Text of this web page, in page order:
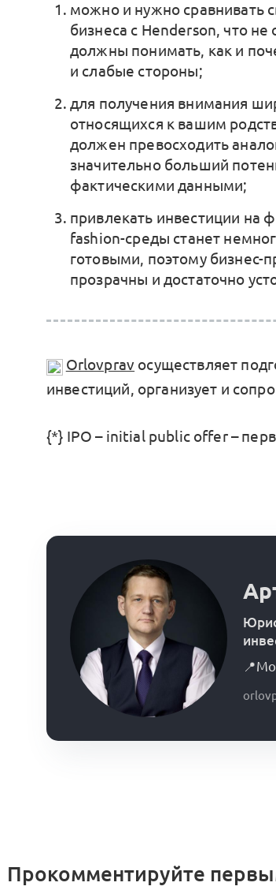
можно и нужно сравнивать
бизнеса с Henderson, что
должны понимать, как и
и слабые стороны;
для получения внимания
относящихся к вашим
должен превосходить
значительно больший
фактическими данными;
привлекать инвестиции на
fashion-среды станет
готовыми, поэтому
прозрачны и достаточно
Orlovprav осуществляет
инвестиций, организует и
{*} IPO – initial public offer –
📍
Прокомментируйте